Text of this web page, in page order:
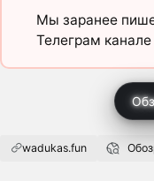
Мы заранее
Телеграм
wadukas.fun